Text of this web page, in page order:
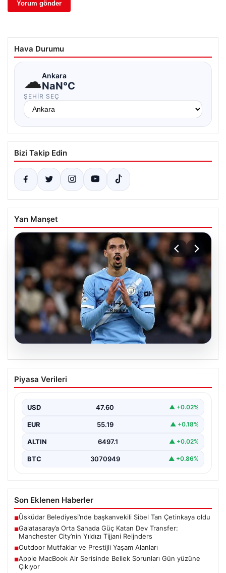
Hava Durumu
☁Ankara
NaN°C
ŞEHIR SEÇ
Bizi Takip Edin
Yan Manşet
Galatasaray’a Orta Sahada Güç Katan
Dev Transfer: Manchester City’nin
Galatasaray, transfer çalışmalarını yoğunlaştırdığı yaz
kırmızılı yönetim, özellikle…
Piyasa Verileri
USD 47.60 ▲ +0.02%
EUR 55.19 ▲ +0.18%
ALTIN 6497.1 ▲ +0.02%
BTC 3070949 ▲ +0.86%
Son Eklenen Haberler
■Üsküdar Belediyesi’nde başkanvekili Sibel Tan Çetinkaya oldu
■Galatasaray’a Orta Sahada Güç Katan Dev Transfer:
Manchester City’nin Yıldızı Tijjani Reijnders
■Outdoor Mutfaklar ve Prestijli Yaşam Alanları
■Apple MacBook Air Serisinde Bellek Sorunları Gün yüzüne
Çıkıyor